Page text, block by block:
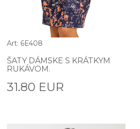
Art: 6E408
ŠATY DÁMSKE S KRÁTKYM
RUKÁVOM.
31.80 EUR